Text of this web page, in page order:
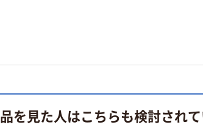
を見た人はこちらも検討され